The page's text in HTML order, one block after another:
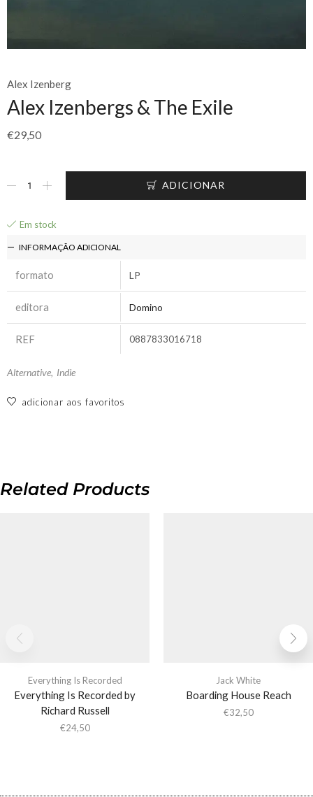
Alex Izenberg
Alex Izenbergs & The Exile
€29,50
ADICIONAR
Em stock
INFORMAÇÃO ADICIONAL
formato LP
editora Domino
REF 0887833016718
Alternative, Indie
adicionar aos favoritos
Related Products
Everything Is Recorded
Everything Is Recorded by
Richard Russell
€24,50
Jack White
Boarding House Reach
€32,50